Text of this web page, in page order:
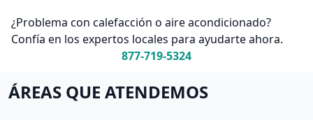
¿Problema con calefacción o aire acondicionado?
Confía en los expertos locales para ayudarte ahora.
877-719-5324
ÁREAS QUE ATENDEMOS